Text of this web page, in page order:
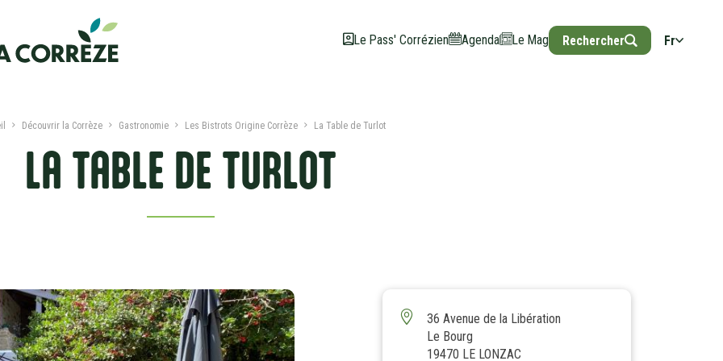
Le Pass' Corrézien Agenda Le Mag Rechercher Fr
LA TABLE DE TURLOT
Découvrir la Corrèze Gastronomie Les Bistrots Origine Corrèze La Table de Turlot
36 Avenue de la Libération
Le Bourg
19470 LE LONZAC